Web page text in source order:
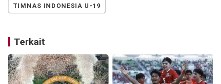
TIMNAS INDONESIA U-19
Terkait